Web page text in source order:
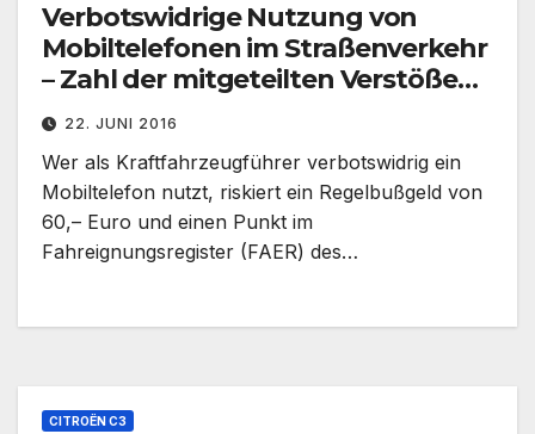
Verbotswidrige Nutzung von
Mobiltelefonen im Straßenverkehr
– Zahl der mitgeteilten Verstöße
an das Fahreignungsregister
rückläufig
22. JUNI 2016
Wer als Kraftfahrzeugführer verbotswidrig ein
Mobiltelefon nutzt, riskiert ein Regelbußgeld von
60,– Euro und einen Punkt im
Fahreignungsregister (FAER) des…
CITROËN C3